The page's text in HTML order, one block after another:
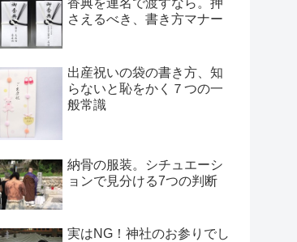
香典を連名で渡すなら。押
さえるべき、書き方マナー
出産祝いの袋の書き方、知
らないと恥をかく７つの一
般常識
納骨の服装。シチュエーシ
ョンで見分ける7つの判断
実はNG！神社のお参りでし